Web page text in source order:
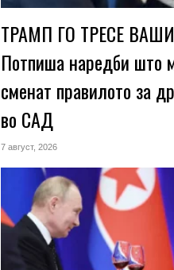
ТРАМП ГО ТРЕСЕ
Потпиша наредби што
сменат правилото за
во САД
7 август, 2026